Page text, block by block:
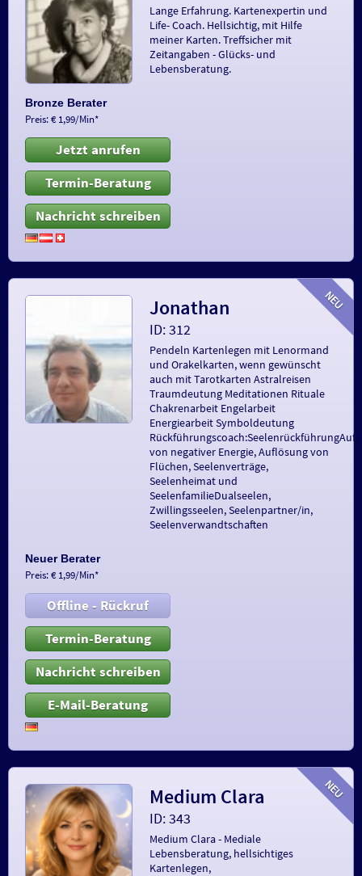
Lange Erfahrung. Kartenexpertin und
Life- Coach. Hellsichtig, mit Hilfe
meiner Karten. Treffsicher mit
Zeitangaben - Glücks- und
Lebensberatung.
Bronze Berater
Preis: € 1,99/Min*
Jetzt anrufen
Termin-Beratung
Nachricht schreiben
Jonathan
ID: 312
Pendeln Kartenlegen mit Lenormand
und Orakelkarten, wenn gewünscht
auch mit Tarotkarten Astralreisen
Traumdeutung Meditationen Rituale
Chakrenarbeit Engelarbeit
Energiearbeit Symboldeutung
von negativer Energie, Auflösung von
Flüchen, Seelenverträge,
Seelenheimat und
SeelenfamilieDualseelen,
Zwillingsseelen, Seelenpartner/in,
Seelenverwandtschaften
Neuer Berater
Preis: € 1,99/Min*
Offline - Rückruf
Termin-Beratung
Nachricht schreiben
E-Mail-Beratung
Medium Clara
ID: 343
Medium Clara - Mediale
Lebensberatung, hellsichtiges
Kartenlegen,